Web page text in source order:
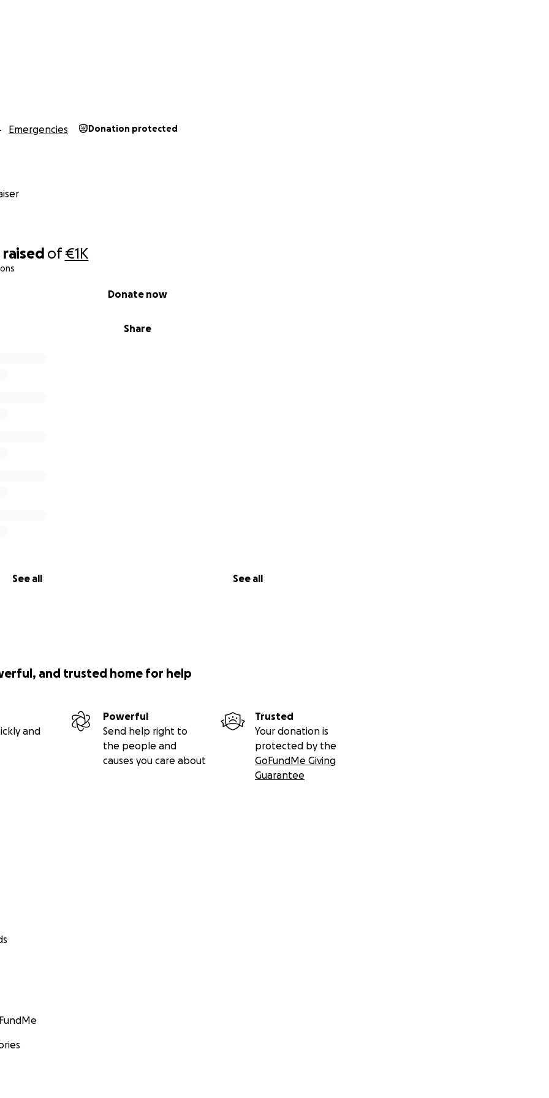
raised of€1K
Share
Donate now
See all See all
Emergencies Donation protected
and trusted home for help
and
Powerful
Send help right to
the people and
causes you care about
Trusted
Your donation is
protected by the
GoFundMe Giving
Guarantee